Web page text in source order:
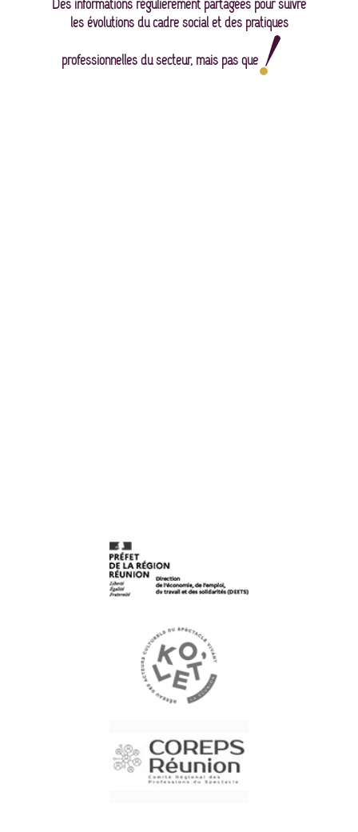
Des informations régulièrement partagées pour suivre
les évolutions du cadre social et des pratiques
professionnelles du secteur, mais pas que